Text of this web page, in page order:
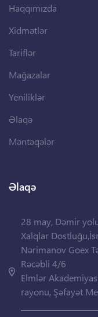
Haqqımızda
Xidmətlər
Tariflər
Mağazalar
Yeniliklər
Əlaqə
Məntəqələr
Əlaqə
28 may, Dəmir
Xalqlar
Nərimanov Goex
Rəcəbli 4/6
Elmlər
rayonu, Şəfayət